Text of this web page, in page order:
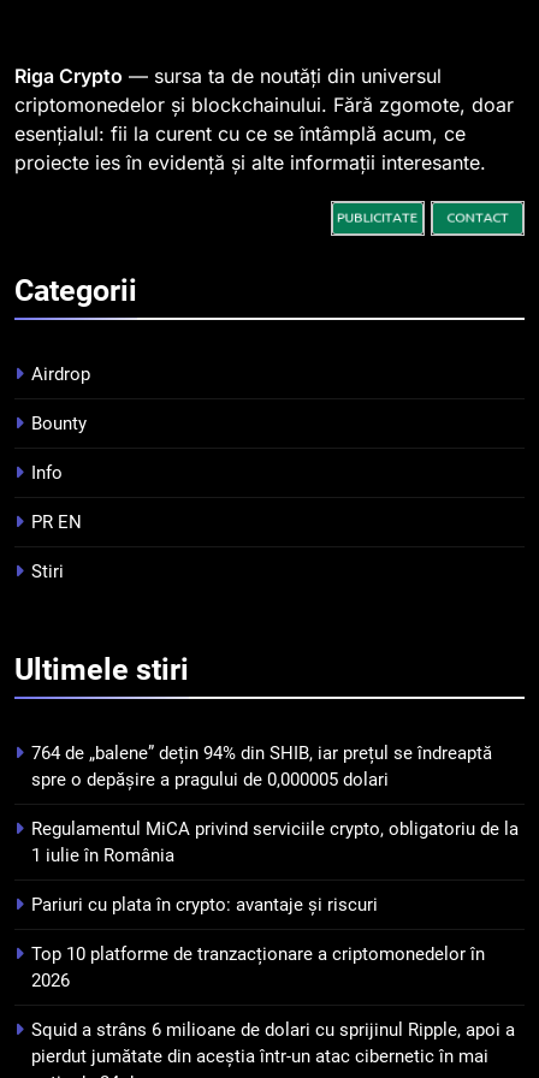
spre o depășire a pragului de
0,000005 dolari
STIRI
2
Regulamentul MiCA privind
serviciile crypto, obligatoriu de
la 1 iulie în România
3
Pariuri cu plata în crypto:
4
criptomonedelor în 2026
INFO
pierdut jumătate din aceștia
puțin de 24 de ore
6
Banii digitali și arhitectura
încrederii: O nouă viziune asupra
7
WhiteBIT și FC Barcelona
pentru a stimula implicarea
fanilor și inovarea în domeniul
STIRI
Riga Crypto — sursa ta de noutăți din universul
criptomonedelor și blockchainului. Fără zgomote, doar
esențialul: fii la curent cu ce se întâmplă acum, ce
proiecte ies în evidență și alte informații interesante.
Categorii
Airdrop
Bounty
Info
PR EN
Stiri
Ultimele stiri
764 de „balene” dețin 94% din SHIB, iar prețul se îndreaptă
spre o depășire a pragului de 0,000005 dolari
Regulamentul MiCA privind serviciile crypto, obligatoriu de la
1 iulie în România
Pariuri cu plata în crypto: avantaje și riscuri
Top 10 platforme de tranzacționare a criptomonedelor în
2026
Squid a strâns 6 milioane de dolari cu sprijinul Ripple, apoi a
pierdut jumătate din aceștia într-un atac cibernetic în mai